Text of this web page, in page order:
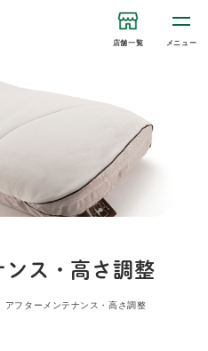
店舗一覧 メニュー
ンス・高さ調整
アフターメンテナンス・高さ調整